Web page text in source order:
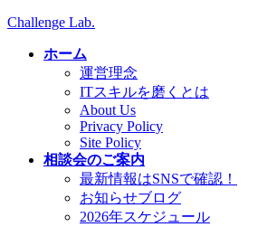
コ
ナ
Challenge Lab.
ホーム
運営理念
ITスキルを磨くとは
About Us
Privacy Policy
Site Policy
相談会のご案内
最新情報はSNSで確認！
お知らせブログ
2026年スケジュール